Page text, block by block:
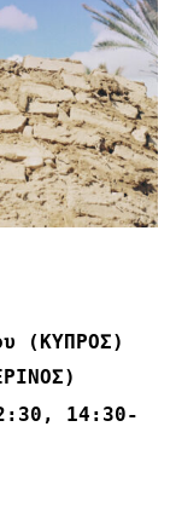
(ΚΥΠΡΟΣ)
14:30-